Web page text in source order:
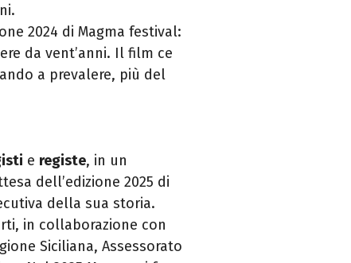
2024 di Magma festival:
da vent’anni. Il film ce
a prevalere, più del
e registe, in un
dell’edizione 2025 di
della sua storia.
in collaborazione con
Siciliana, Assessorato